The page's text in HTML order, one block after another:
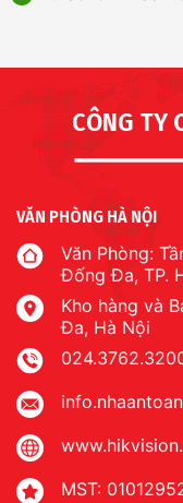
CÔNG TY
VĂN PHÒNG HÀ NỘI
Văn Phòng:
Đống Đa, TP.
Kho hàng và
Đa, Hà Nội
MST: